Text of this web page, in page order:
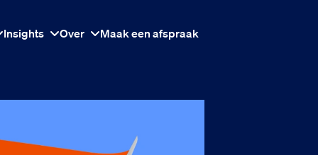
Insights Over Maak een afspraak